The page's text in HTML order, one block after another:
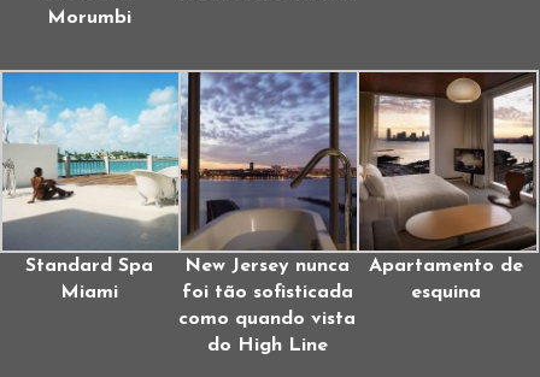
Morumbi
Standard Spa
Miami
New Jersey nunca
foi tão sofisticada
como quando vista
do High Line
Apartamento de
esquina